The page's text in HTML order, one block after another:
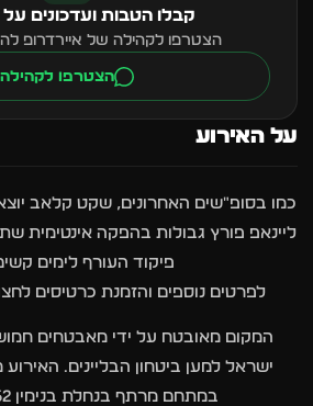
קבלו הטבות ועדכונים על
הצטרפו לקהילה של איירדרופ
הצטרפו לקהילה
על האירוע
כמו בסופ"שים האחרונים, שקט קלאב
ליינאפ פורץ גבולות בהפקה אינטימית
פיקוד העורף לימים
לפרטים נוספים והזמנת כרטיסים
המקום מאובטח על ידי מאבטחים
ישראל למען ביטחון הבליינים.
במתחם מרתף בנחלת בנימין 52, תל אביב.